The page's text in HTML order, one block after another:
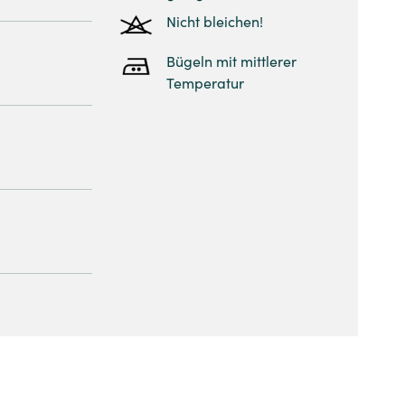
Nicht bleichen!
Bügeln mit mittlerer
Temperatur